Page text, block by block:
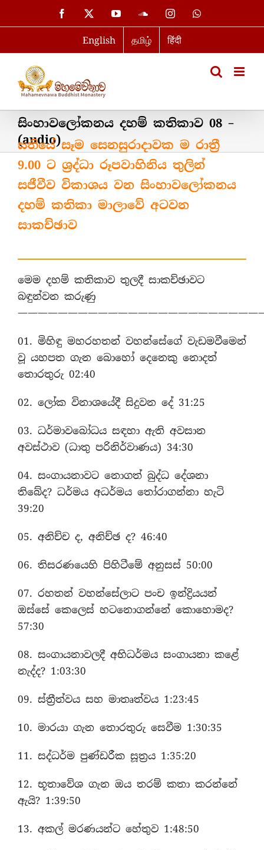
to
Facebook YouTubeSoundCloud
InstagramWhatsApp
English தமிழ் हिंदी
සිංහාවලෝකනය දහම් කතිකාව 08 –
(audio)
සතියේ සෑම සෙනසුරාදාවක ම රාත්‍රී
9.00 ට ශ්‍රද්ධා රූපවාහිනිය තුලින්
සජීවීව විකාශය වන සිංහාවලෝකනය
දහම් කතිකා මාලාවේ අටවන
සාකච්ඡාව
මෙම දහම් කතිකාව තුලදී සාකච්ඡාවට
බඳුන්වන කරුණු
01. මිහිඳු මහරහතන් වහන්සේගේ වැඩමවීමෙන්
වූ යහපත ගැන බොහෝ දෙනෙකු නොදත්
තොරතුරු 02:40
02. ලෝක විනාශයේදී සිදුවන දේ 31:25
03. ධර්මාවබෝධය සඳහා ඇති අවසාන
අවස්ථාව (ධාතු පරිනිර්වාණය) 34:30
04. සංගායනාවට නොගත් බුද්ධ දේශනා
තිබේද? ධර්මය අධර්මය තෝරාගන්නා හැටි
39:20
05. අනිච්ච ද, අනිච්ඡ ද? 46:40
06. තිසරණයෙහි පිහිටීමේ අනුසස් 50:00
07. රහතන් වහන්සේලාට පංච ඉන්ද්‍රියයන්
ඔස්සේ කෙලෙස් හටනොගන්නේ කොහොමද?
57:30
08. සංගායනාවලදී අභිධර්මය සංගායනා කළේ
නැද්ද? 1:03:30
09. ස්ත්‍රීත්වය සහ මාතෘත්වය 1:23:45
10. මාරයා ගැන තොරතුරු සෙවීම 1:30:35
11. සද්ධර්ම පුණ්ඩරීක සූත්‍රය 1:35:20
12. භූතාවේශ ගැන ඔය තරම් කතා කරන්නේ
ඇයි? 1:39:50
13. අකල් මරණයන්ට හේතුව 1:48:50